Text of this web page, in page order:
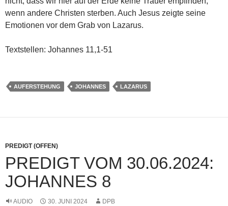
wenn andere Christen sterben. Auch Jesus zeigte seine
Emotionen vor dem Grab von Lazarus.
Textstellen: Johannes 11,1-51
AUFERSTEHUNG JOHANNES LAZARUS
PREDIGT (OFFEN)
PREDIGT VOM 30.06.2024:
JOHANNES 8
AUDIO 30. JUNI 2024 DPB